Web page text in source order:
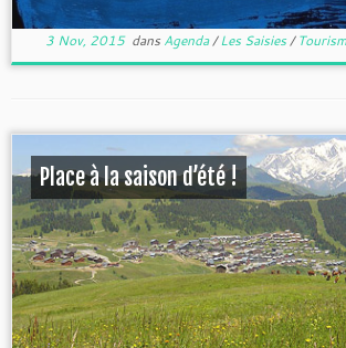
3 Nov, 2015dans Agenda/Les Saisies/
Place à la saison d’été !